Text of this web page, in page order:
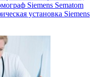
Siemens Sematom
установка Siemens